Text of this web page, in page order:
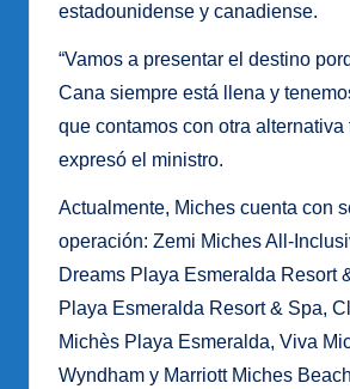
estadounidense y canadiense.
“Vamos a presentar el destino
Cana siempre está llena y
que contamos con otra alternativa
expresó el ministro.
Actualmente, Miches cuenta con
operación: Zemi Miches All-
Dreams Playa Esmeralda Resort
Playa Esmeralda Resort & Spa,
Michès Playa Esmeralda, Viva
Wyndham y Marriott Miches